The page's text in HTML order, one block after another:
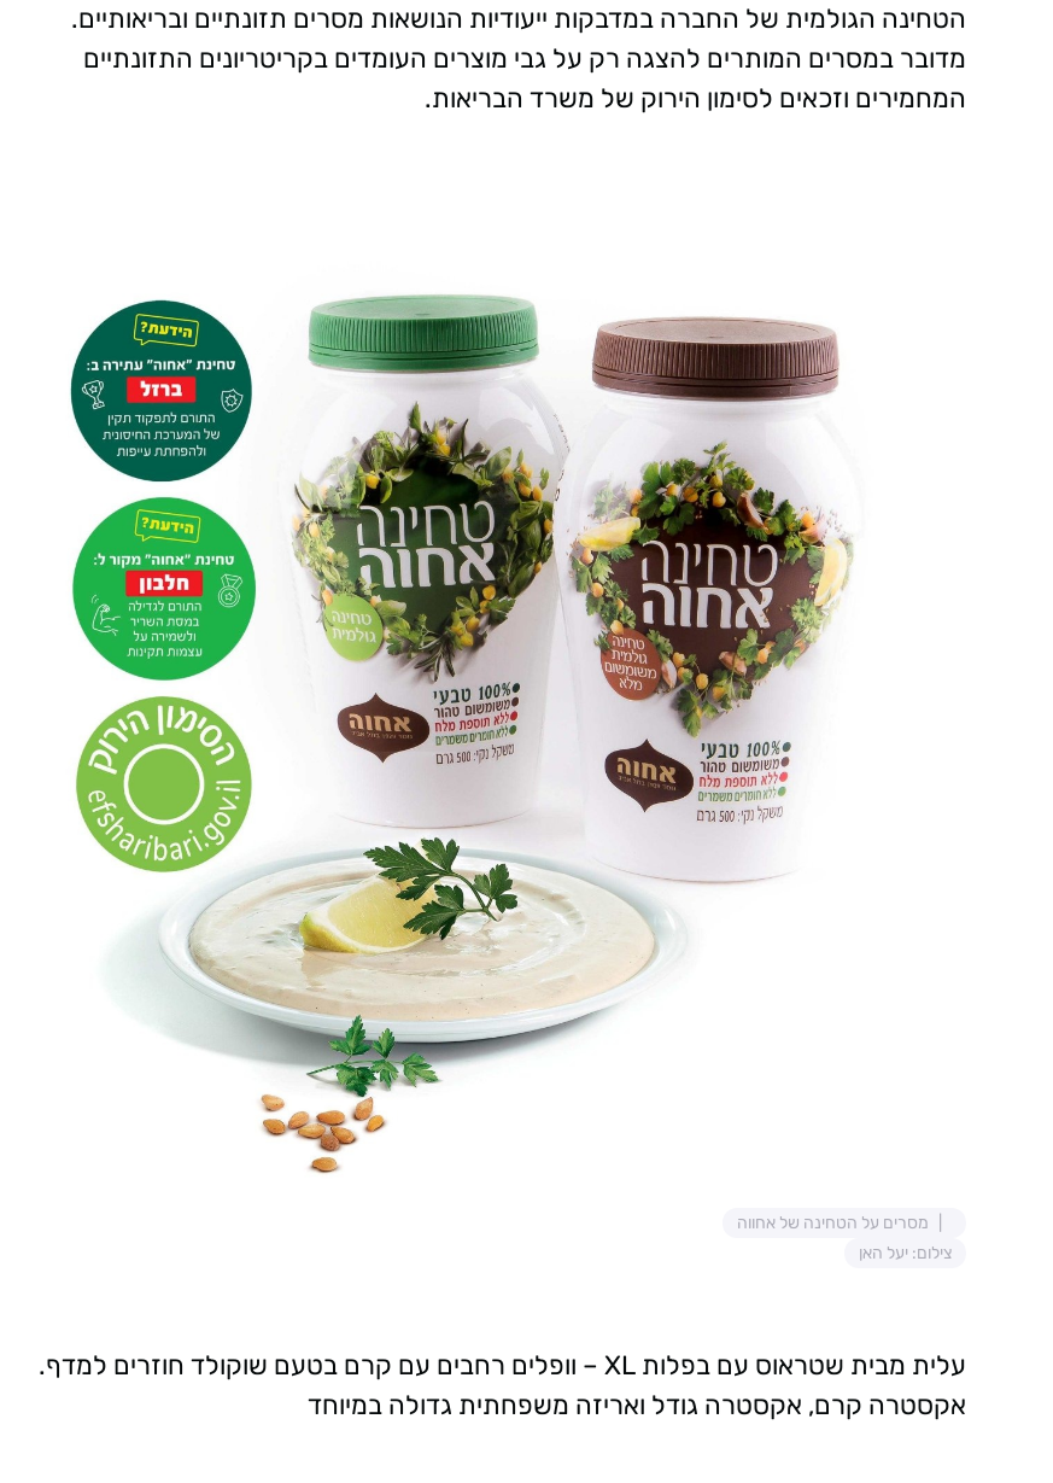
הטחינה הגולמית של החברה במדבקות ייעודיות הנושאות מסרים תזונתיים ובריאותיים.
מדובר במסרים המותרים להצגה רק על גבי מוצרים העומדים בקריטריונים התזונתיים
המחמירים וזכאים לסימון הירוק של משרד הבריאות.
מסרים על הטחינה של אחווה
צילום: יעל האן
עלית מבית שטראוס עם בפלות XL – וופלים רחבים עם קרם בטעם שוקולד חוזרים למדף.
אקסטרה קרם, אקסטרה גודל ואריזה משפחתית גדולה במיוחד